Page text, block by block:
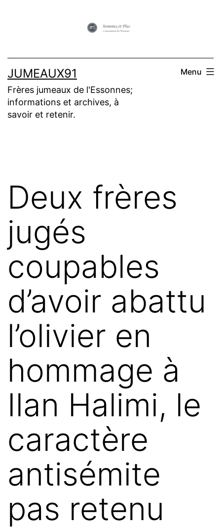
JUMEAUX91
Frères jumeaux de l'Essonnes;
informations et archives, à
savoir et retenir.
Menu
Deux frères
jugés
coupables
d’avoir abattu
l’olivier en
hommage à
Ilan Halimi, le
caractère
antisémite
pas retenu